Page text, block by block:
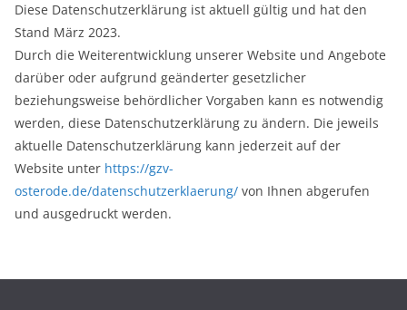
Diese Datenschutzerklärung ist aktuell gültig und hat den
Stand März 2023.
Durch die Weiterentwicklung unserer Website und Angebote
darüber oder aufgrund geänderter gesetzlicher
beziehungsweise behördlicher Vorgaben kann es notwendig
werden, diese Datenschutzerklärung zu ändern. Die jeweils
aktuelle Datenschutzerklärung kann jederzeit auf der
Website unter https://gzv-
osterode.de/datenschutzerklaerung/ von Ihnen abgerufen
und ausgedruckt werden.